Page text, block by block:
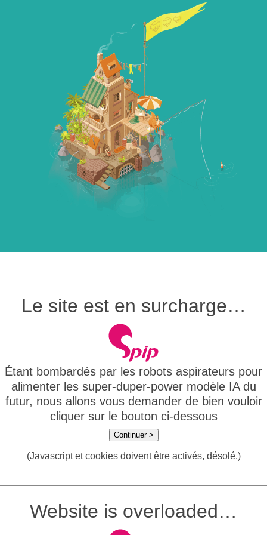
Le site est en surcharge…
Étant bombardés par les robots aspirateurs pour
alimenter les super-duper-power modèle IA du
futur, nous allons vous demander de bien vouloir
cliquer sur le bouton ci-dessous
Continuer >
(Javascript et cookies doivent être activés, désolé.)
Website is overloaded…